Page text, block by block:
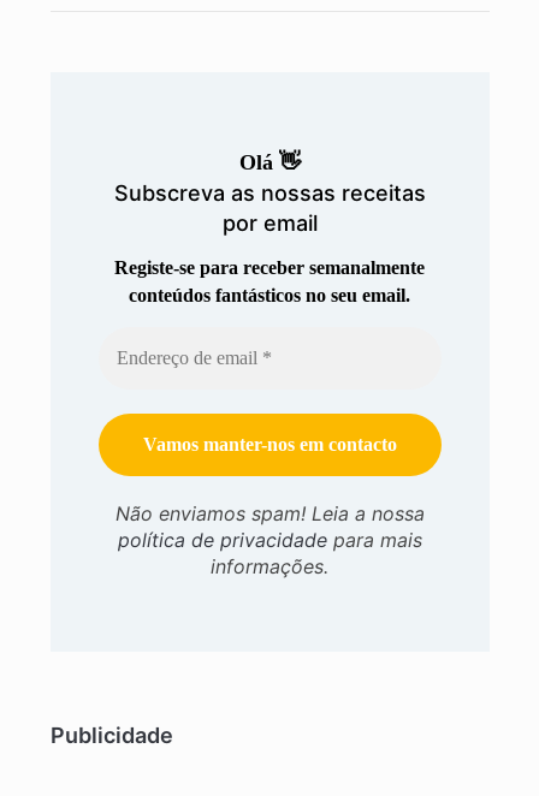
Olá 👋
Subscreva as nossas receitas
por email
Registe-se para receber semanalmente
conteúdos fantásticos no seu email.
Não enviamos spam! Leia a nossa
política de privacidadepara mais
informações.
Publicidade